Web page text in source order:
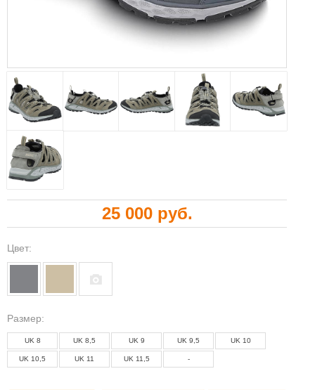
25 000 руб.
Цвет:
Paзмер:
UK 8 UK 8,5 UK 9 UK 9,5 UK 10
UK 10,5 UK 11 UK 11,5 -